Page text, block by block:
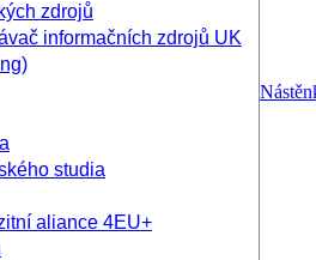
zdrojů
informačních zdrojů UK
studia
aliance 4EU+